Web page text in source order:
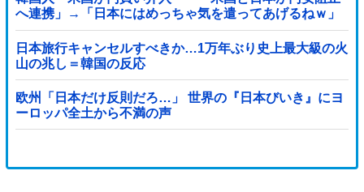
へ連携」→「日本にはめっちゃ気を遣ってあげるねｗ」
「ウォンも救ってくれ・・・」
日本旅行キャンセルすべきか…1万年ぶり史上最大級の火
山の兆し＝韓国の反応
欧州「日本だけ反則だろ…」 世界の『日本びいき』にヨ
ーロッパ全土から不満の声